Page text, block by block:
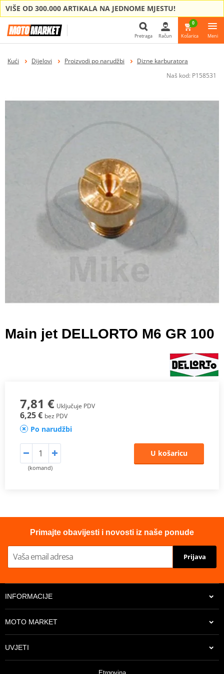
VIŠE OD 300.000 ARTIKALA NA JEDNOME MJESTU!
Pretraga
Pretraga Račun
0
Košarica Meni
Kući Dijelovi Proizvodi po narudžbi
Dizne karburatora
Naš kod: P158531
Main jet DELLORTO M6 GR 100
7,81 € Uključuje PDV
6,25 € bez PDV
Po narudžbi
(komand)
U košaricu
Primajte obavijesti i novosti iz naše ponude
Prijava
INFORMACIJE
MOTO MARKET
UVJETI